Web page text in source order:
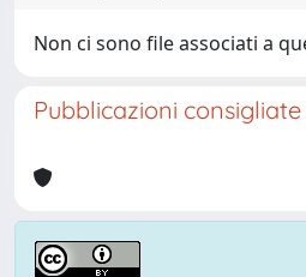
Non ci sono file associati a
Pubblicazioni consigliate